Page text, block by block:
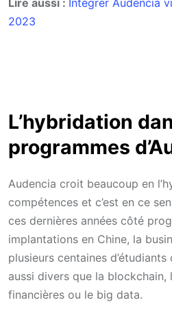
2023
L’hybridation
programmes
Audencia croit beaucoup en
compétences et c’est en ce
ces dernières années côté
implantations en Chine, la
plusieurs centaines
aussi divers que la blockchain,
financières ou le big data.